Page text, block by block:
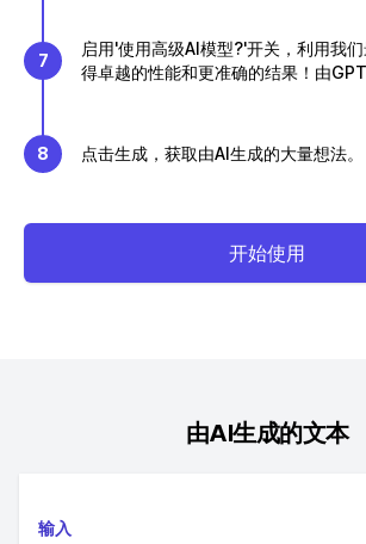
7
启用'使用高级AI模型?'开关，利用我
得卓越的性能和更准确的结果！由
8 点击生成，获取由AI生成的大量想法。
开始使用
由AI生成的文本
输入